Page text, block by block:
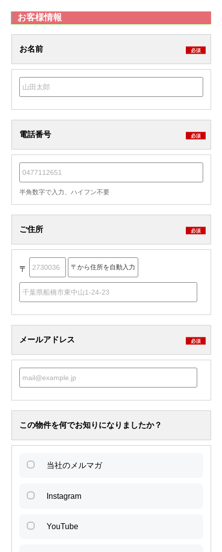
お客様情報
お名前 必須
電話番号 必須
半角数字で入力、ハイフン不要
ご住所 必須
〒
メールアドレス 必須
この物件を何でお知りになりましたか？
当社のメルマガ
Instagram
YouTube